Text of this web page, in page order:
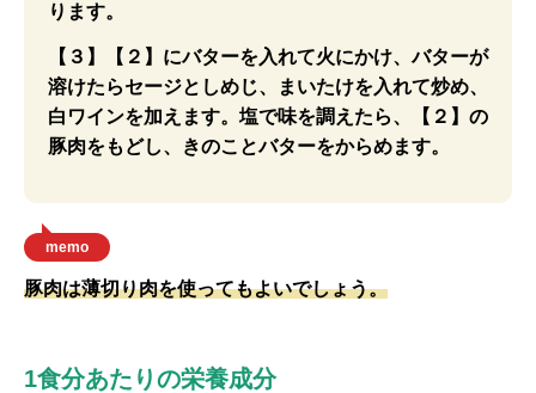
ります。
【３】【２】にバターを入れて火にかけ、バターが
溶けたらセージとしめじ、まいたけを入れて炒め、
白ワインを加えます。塩で味を調えたら、【２】の
豚肉をもどし、きのことバターをからめます。
memo
豚肉は薄切り肉を使ってもよいでしょう。
1食分あたりの栄養成分